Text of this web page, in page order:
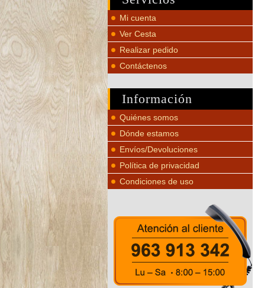
Mi cuenta
Ver Cesta
Realizar pedido
Contáctenos
Información
Quiénes somos
Dónde estamos
Envíos/Devoluciones
Política de privacidad
Condiciones de uso